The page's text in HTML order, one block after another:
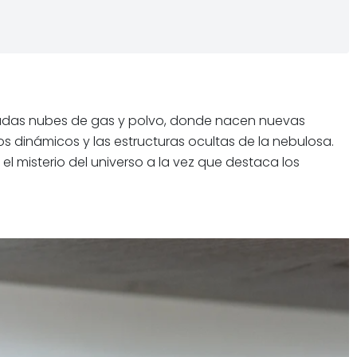
nubes de gas y polvo, donde nacen nuevas
dinámicos y las estructuras ocultas de la nebulosa.
misterio del universo a la vez que destaca los